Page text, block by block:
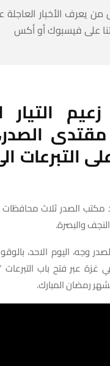
يعرف الأخبار العاجلة
على فيسبوك أو أكس
زعيم التيار
مقتدى
التبرعات
الصدر ثلاث محافظات
والبصرة.
وجه، اليوم الاحد،
عبر فتح باب التبرعات
رمضان المبارك.